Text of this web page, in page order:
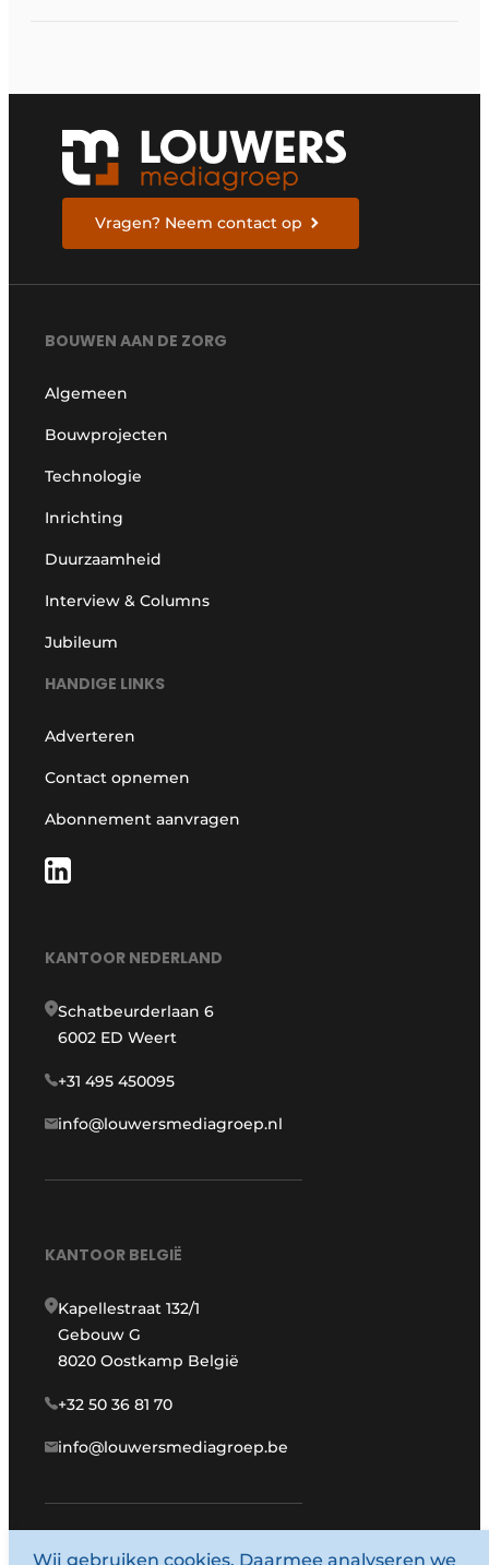
Vragen? Neem contact op
BOUWEN AAN DE ZORG
Algemeen
Bouwprojecten
Technologie
Inrichting
Duurzaamheid
Interview & Columns
Jubileum
HANDIGE LINKS
Adverteren
Contact opnemen
Abonnement aanvragen
KANTOOR NEDERLAND
Schatbeurderlaan 6
6002 ED Weert
+31 495 450095
info@louwersmediagroep.nl
KANTOOR BELGIË
Kapellestraat 132/1
Gebouw G
8020 Oostkamp België
+32 50 36 81 70
info@louwersmediagroep.be
www.louwersmediagroep.com
Wij gebruiken cookies. Daarmee analyseren we